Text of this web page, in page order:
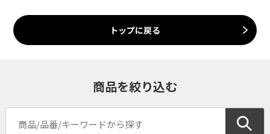
トップに戻る
商品を絞り込む